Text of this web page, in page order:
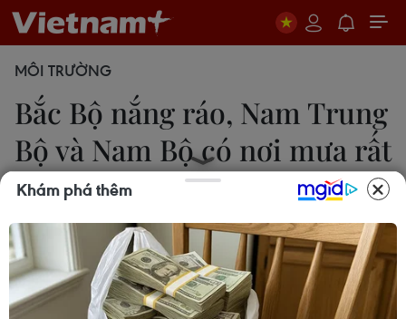
MÔI TRƯỜNG
Bắc Bộ nắng ráo, Nam Trung
Bộ và Nam Bộ có nơi mưa rất
to
VH
15/09/2019 23:49
Các tỉnh Khánh Hòa, Ninh Thuận, Bình Thuận, khu
Khám phá thêm